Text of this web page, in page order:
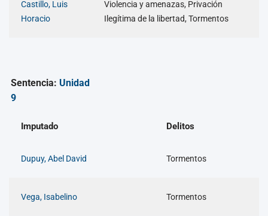
Castillo, Luis
Horacio
Violencia y amenazas, Privación
Ilegítima de la libertad, Tormentos
Sentencia: Unidad
9
Imputado Delitos
Dupuy, Abel David Tormentos
Vega, Isabelino Tormentos